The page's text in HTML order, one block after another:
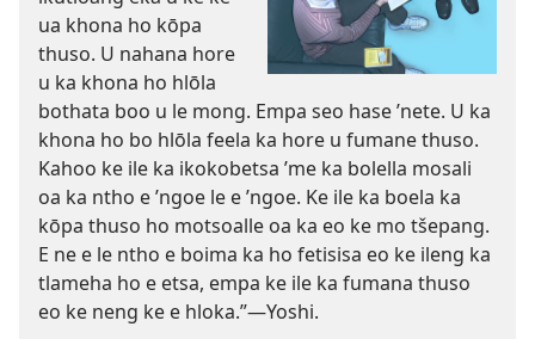
ua khona ho kōpa
thuso. U nahana hore
u ka khona ho hlōla
bothata boo u le mong. Empa seo hase ’nete. U ka
khona ho bo hlōla feela ka hore u fumane thuso.
Kahoo ke ile ka ikokobetsa ’me ka bolella mosali
oa ka ntho e ’ngoe le e ’ngoe. Ke ile ka boela ka
kōpa thuso ho motsoalle oa ka eo ke mo tšepang.
E ne e le ntho e boima ka ho fetisisa eo ke ileng ka
tlameha ho e etsa, empa ke ile ka fumana thuso
eo ke neng ke e hloka.”—Yoshi.